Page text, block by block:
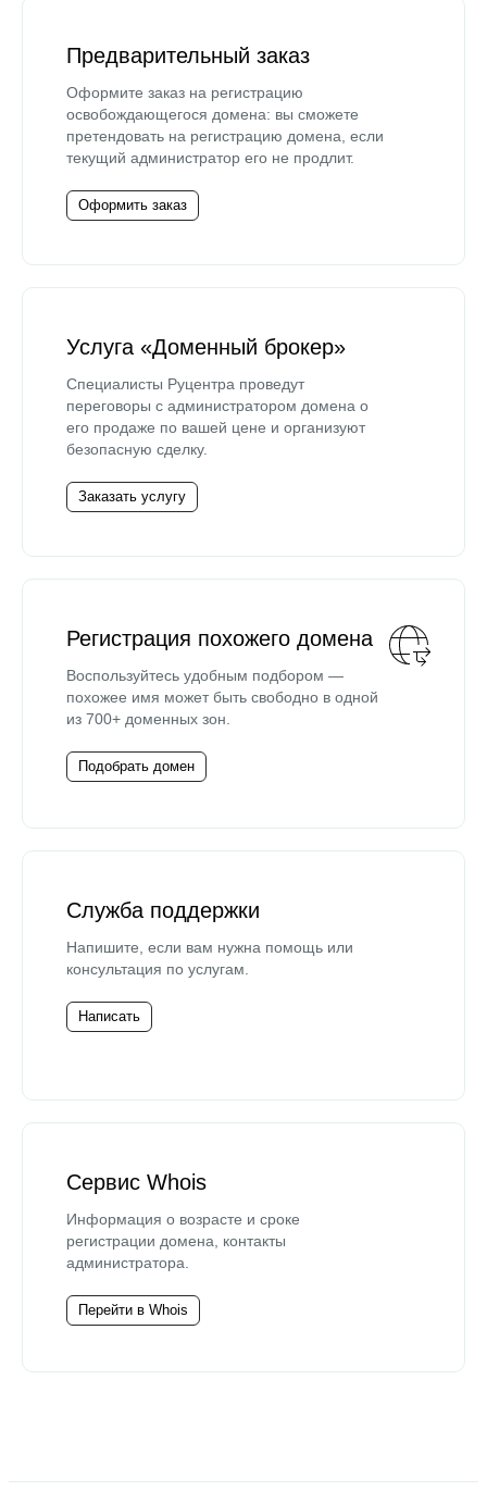
Предварительный заказ
Оформите заказ на регистрацию
освобождающегося домена: вы сможете
претендовать на регистрацию домена, если
текущий администратор его не продлит.
Оформить заказ
Услуга «Доменный брокер»
Специалисты Руцентра проведут
переговоры с администратором домена о
его продаже по вашей цене и организуют
безопасную сделку.
Заказать услугу
Регистрация похожего домена
Воспользуйтесь удобным подбором —
похожее имя может быть свободно в одной
из 700+ доменных зон.
Подобрать домен
Служба поддержки
Напишите, если вам нужна помощь или
консультация по услугам.
Написать
Сервис Whois
Информация о возрасте и сроке
регистрации домена, контакты
администратора.
Перейти в Whois